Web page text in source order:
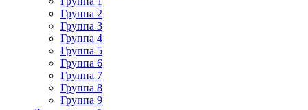
Группа 2
Группа 3
Группа 4
Группа 5
Группа 6
Группа 7
Группа 8
Группа 9